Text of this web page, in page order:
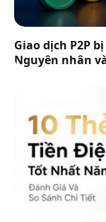
Giao dịch P2P
Nguyên nhân